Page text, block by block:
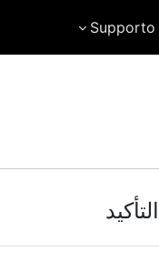
Supporto
التأكيد